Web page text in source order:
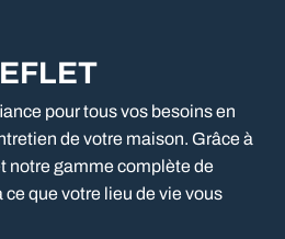
pour tous vos besoins en
de votre maison. Grâce à
notre gamme complète de
que votre lieu de vie vous